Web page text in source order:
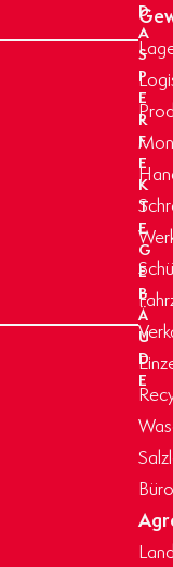
D
A
S
P
E
R
F
E
K
T
E
G
E
B
Ä
U
D
E